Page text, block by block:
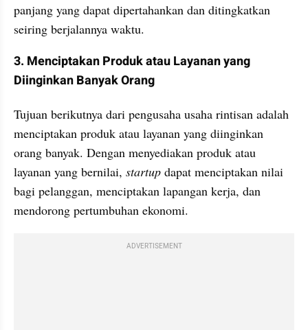
panjang yang dapat dipertahankan dan ditingkatkan
seiring berjalannya waktu.
3. Menciptakan Produk atau Layanan yang
Diinginkan Banyak Orang
Tujuan berikutnya dari pengusaha usaha rintisan adalah
menciptakan produk atau layanan yang diinginkan
orang banyak. Dengan menyediakan produk atau
layanan yang bernilai, startup dapat menciptakan nilai
bagi pelanggan, menciptakan lapangan kerja, dan
mendorong pertumbuhan ekonomi.
ADVERTISEMENT